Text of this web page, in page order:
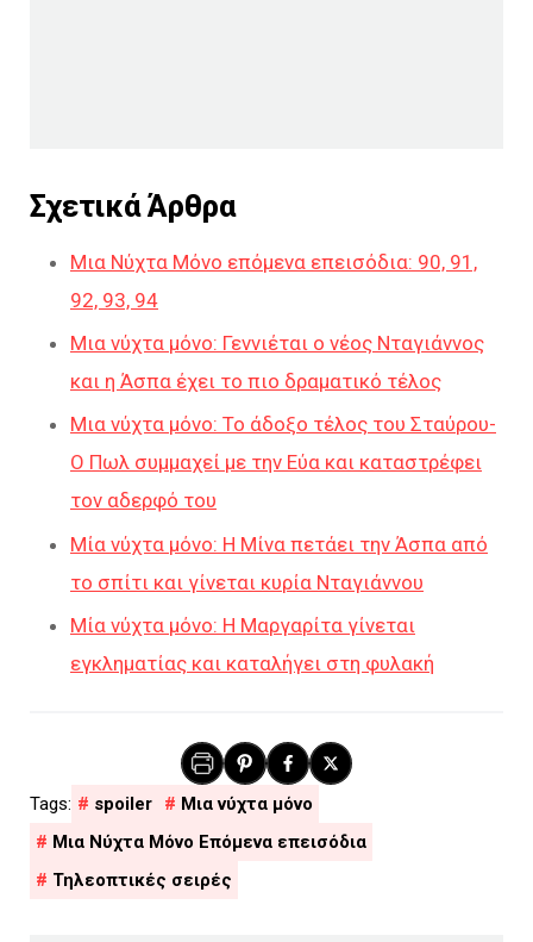
Σχετικά Άρθρα
Μια Νύχτα Μόνο επόμενα επεισόδια: 90, 91,
92, 93, 94
Μια νύχτα μόνο: Γεννιέται ο νέος Νταγιάννος
και η Άσπα έχει το πιο δραματικό τέλος
Μια νύχτα μόνο: Το άδοξο τέλος του Σταύρου-
Ο Πωλ συμμαχεί με την Εύα και καταστρέφει
τον αδερφό του
Μία νύχτα μόνο: Η Μίνα πετάει την Άσπα από
το σπίτι και γίνεται κυρία Νταγιάννου
Μία νύχτα μόνο: Η Μαργαρίτα γίνεται
εγκληματίας και καταλήγει στη φυλακή
spoiler
Μια νύχτα μόνο
Μια Νύχτα Μόνο Επόμενα επεισόδια
Τηλεοπτικές σειρές